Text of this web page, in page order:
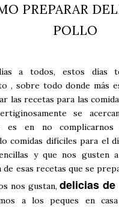
PREPARAR
POLLO
a todos, estos días
, sobre todo donde más
las recetas para las
se
es en no
comidas difíciles para el
y que nos gusten
esas recetas que se
nos gustan,delicias
a los peques en